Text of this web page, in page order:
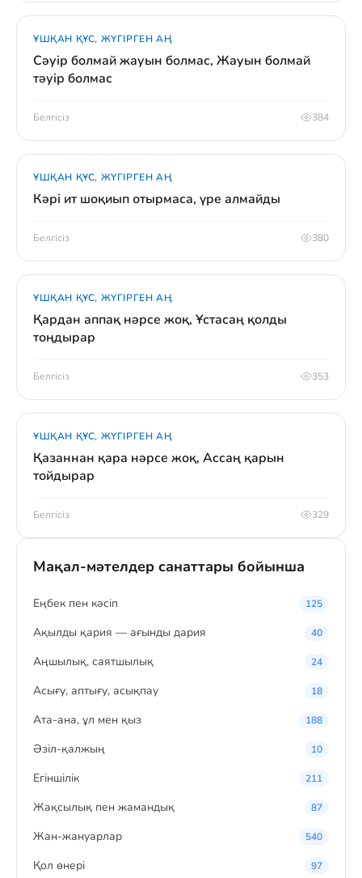
ҰШҚАН ҚҰС, ЖҮГІРГЕН АҢ
Сәуір болмай жауын болмас, Жауын болмай
тәуір болмас
Белгісіз 384
ҰШҚАН ҚҰС, ЖҮГІРГЕН АҢ
Кәрі ит шоқиып отырмаса, үре алмайды
Белгісіз 380
ҰШҚАН ҚҰС, ЖҮГІРГЕН АҢ
Қардан аппақ нәрсе жоқ, Ұстасаң қолды
тоңдырар
Белгісіз 353
ҰШҚАН ҚҰС, ЖҮГІРГЕН АҢ
Қазаннан қара нәрсе жоқ, Ассаң қарын
тойдырар
Белгісіз 329
Мақал-мәтелдер санаттары бойынша
Eңбек пен кәсіп 125
Ақылды қария — ағынды дария 40
Аңшылық, саятшылық 24
Асығу, аптығу, асықпау 18
Ата-ана, ұл мен қыз 188
Әзіл-қалжың 10
Егіншілік 211
Жақсылық пен жамандық 87
Жан-жануарлар 540
Қол өнері 97